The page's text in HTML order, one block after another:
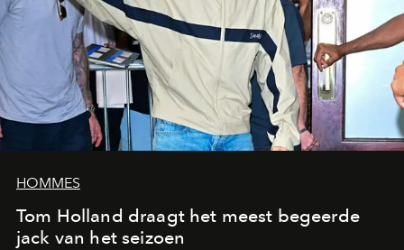
HOMMES
Tom Holland draagt het meest begeerde
jack van het seizoen